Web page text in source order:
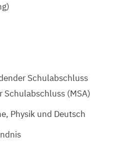
Schulabschluss
Schulabschluss (MSA)
Physik und Deutsch